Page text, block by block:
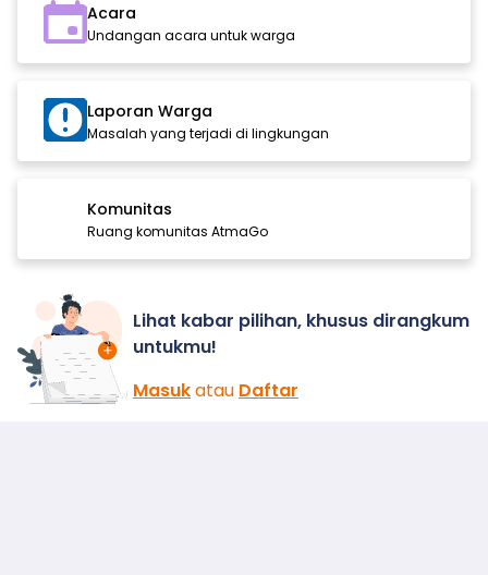
Acara
Undangan acara untuk warga
Laporan Warga
Masalah yang terjadi di lingkungan
Komunitas
Ruang komunitas AtmaGo
Lihat kabar pilihan, khusus dirangkum
untukmu!
Masukatau Daftar